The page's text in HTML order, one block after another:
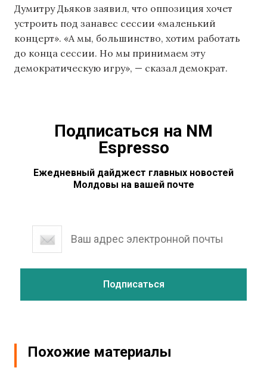
Думитру Дьяков заявил, что оппозиция хочет
устроить под занавес сессии «маленький
концерт». «А мы, большинство, хотим работать
до конца сессии. Но мы принимаем эту
демократическую игру», — сказал демократ.
Подписаться на NM
Espresso
Ежедневный дайджест главных новостей
Молдовы на вашей почте
Похожие материалы